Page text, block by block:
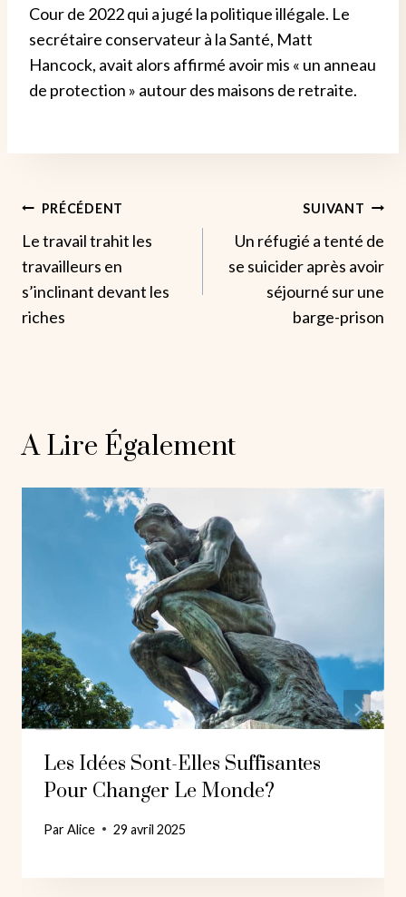
Cour de 2022 qui a jugé la politique illégale. Le
secrétaire conservateur à la Santé, Matt
Hancock, avait alors affirmé avoir mis « un anneau
de protection » autour des maisons de retraite.
Navigation
De
L’article
PRÉCÉDENT
Le travail trahit les
travailleurs en
s’inclinant devant les
riches
SUIVANT
Un réfugié a tenté de
se suicider après avoir
séjourné sur une
barge-prison
A Lire Également
Les Idées Sont-Elles Suffisantes
Pour Changer Le Monde?
ParAlice 29 avril 2025